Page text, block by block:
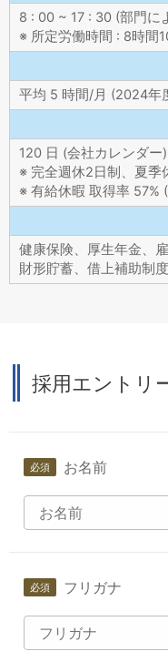
8 : 00 ~ 17 : 30 (部門に
※ 所定労働時間 : 8時間
平均 5 時間/月 (2024年
120 日 (会社カレンダー)
※ 完全週休2日制、夏季
※ 有給休暇 取得率 57%
健康保険、厚生年金、
財形貯蓄、借上補助制
採用エントリ
お名前
フリガナ